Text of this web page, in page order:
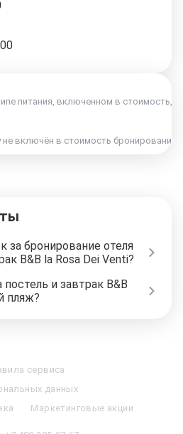
питания, включенном в стоимость,
за бронирование отеля
B&B la Rosa Dei Venti?
и завтрак B&B
пляж?
Новгороде
в СочиГостиница в Калининграде
Отель Soluxe в Москве
в Сочи
Еще
сервиса
данных
Маркетинговые акции